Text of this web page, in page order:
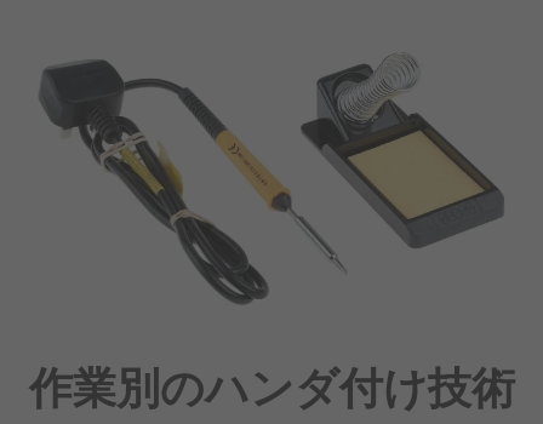
作業別のハンダ付け技術